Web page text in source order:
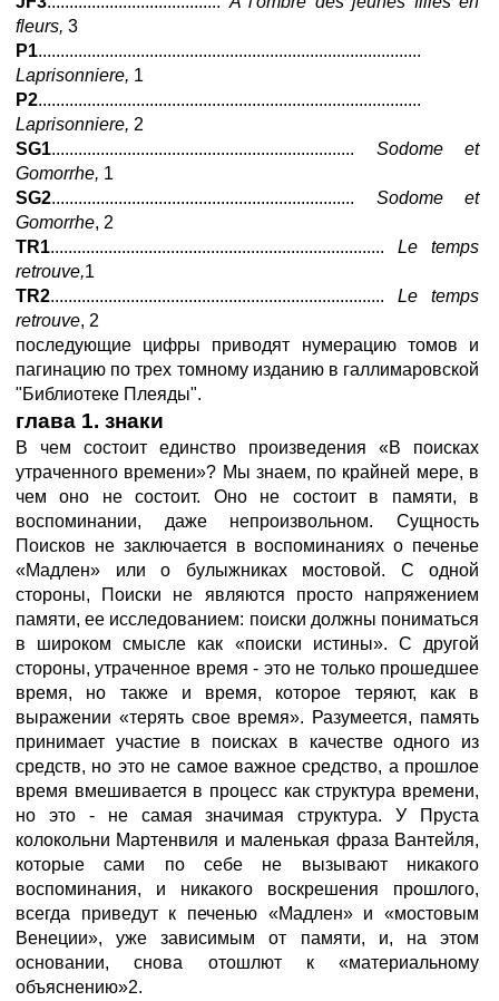
fleurs, 3
P1......................................................................................
Laprisonniere, 1
P2......................................................................................
Laprisonniere, 2
SG1.................................................................... Sodome et
Gomorrhe, 1
SG2.................................................................... Sodome et
Gomorrhe, 2
TR1........................................................................... Le temps
retrouve,1
TR2........................................................................... Le temps
retrouve, 2
последующие цифры приводят нумерацию томов и
пагинацию по трех томному изданию в галлимаровской
"Библиотеке Плеяды".
глава 1. знаки
В чем состоит единство произведения «В поисках
утраченного времени»? Мы знаем, по крайней мере, в
чем оно не состоит. Оно не состоит в памяти, в
воспоминании, даже непроизвольном. Сущность
Поисков не заключается в воспоминаниях о печенье
«Мадлен» или о булыжниках мостовой. С одной
стороны, Поиски не являются просто напряжением
памяти, ее исследованием: поиски должны пониматься
в широком смысле как «поиски истины». С другой
стороны, утраченное время - это не только прошедшее
время, но также и время, которое теряют, как в
выражении «терять свое время». Разумеется, память
принимает участие в поисках в качестве одного из
средств, но это не самое важное средство, а прошлое
время вмешивается в процесс как структура времени,
но это - не самая значимая структура. У Пруста
колокольни Мартенвиля и маленькая фраза Вантейля,
которые сами по себе не вызывают никакого
воспоминания, и никакого воскрешения прошлого,
всегда приведут к печенью «Мадлен» и «мостовым
Венеции», уже зависимым от памяти, и, на этом
основании, снова отошлют к «материальному
объяснению»2.